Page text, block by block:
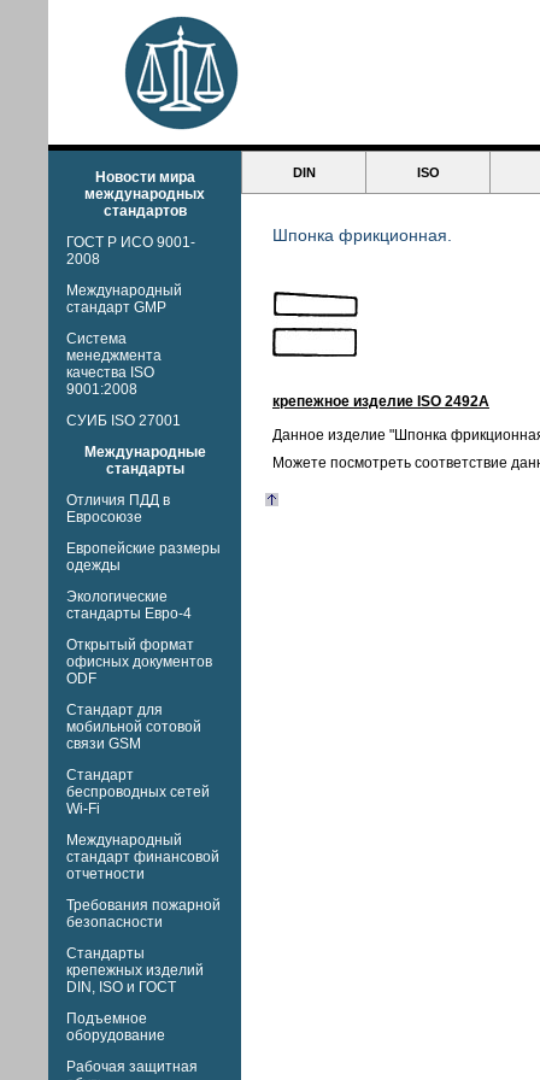
Новости мира
международных
стандартов
ГОСТ Р ИСО 9001-
2008
Международный
стандарт GMP
Система
менеджмента
качества ISO
9001:2008
СУИБ ISO 27001
Международные
стандарты
Отличия ПДД в
Евросоюзе
Европейские размеры
одежды
Экологические
стандарты Евро-4
Открытый формат
офисных документов
ODF
Стандарт для
мобильной сотовой
связи GSM
Стандарт
беспроводных сетей
Wi-Fi
Международный
стандарт финансовой
отчетности
Требования пожарной
безопасности
Стандарты
крепежных изделий
DIN, ISO и ГОСТ
Подъемное
оборудование
Рабочая защитная
DIN ISO
Шпонка фрикционная.
крепежное изделие ISO 2492A
Данное изделие "Шпонка
Можете посмотреть соответствие